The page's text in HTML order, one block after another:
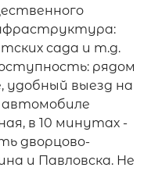
сада и т.д.
рядом
удобный выезд на
автомобиле
в 10 минутах -
дворцово-
и Павловска. Не